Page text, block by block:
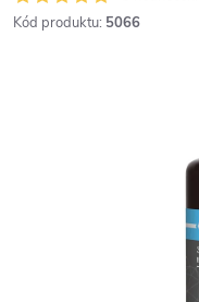
Kód produktu: 5066